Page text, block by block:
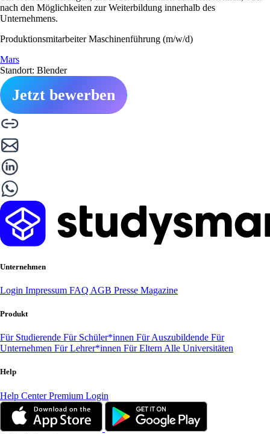
nach den Möglichkeiten zur Weiterbildung innerhalb des
Unternehmens.
Produktionsmitarbeiter Maschinenführung (m/w/d)
Mars
Standort: Blender
Jetzt bewerben
Unternehmen
Login Impressum FAQ AGB Presse Magazine
Produkt
Für Studierende Für Schüler*innen Für Auszubildende Für
Unternehmen Für Lehrer*innen Für Eltern Alle Universitäten
Help
Help CenterPremium Login